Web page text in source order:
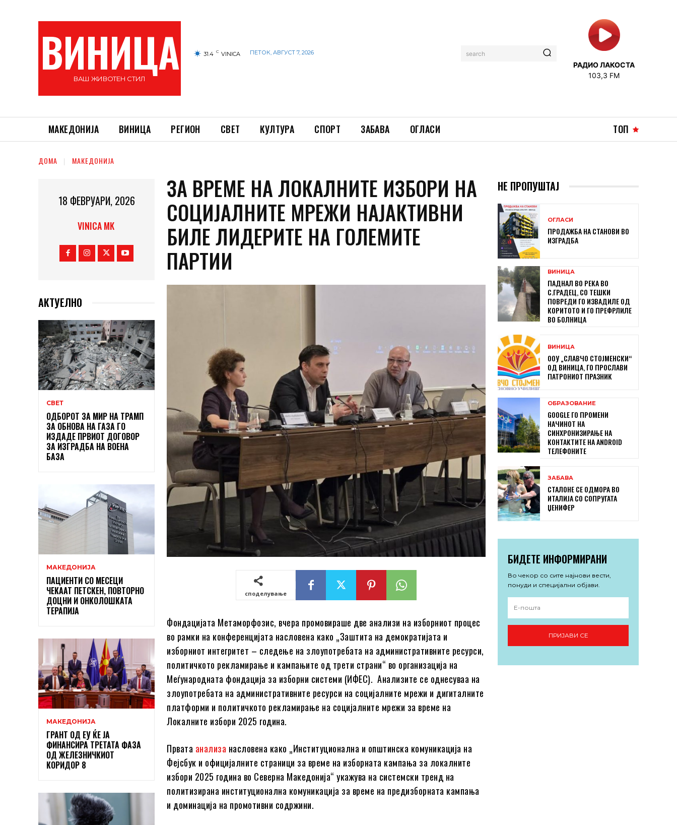
ВИНИЦА
ВАШ ЖИВОТЕН СТИЛ
31.4 C VINICA ПЕТОК, АВГУСТ 7, 2026 search
РАДИО ЛАКОСТА
103,3 FM
МАКЕДОНИЈА ВИНИЦА РЕГИОН СВЕТ КУЛТУРА СПОРТ ЗАБАВА ОГЛАСИ ТОП
ДОМА МАКЕДОНИЈА
18 ФЕВРУАРИ, 2026
VINICA MK
АКТУЕЛНО
СВЕТ
ОДБОРОТ ЗА МИР НА ТРАМП
ЗА ОБНОВА НА ГАЗА ГО
ИЗДАДЕ ПРВИОТ ДОГОВОР
ЗА ИЗГРАДБА НА ВОЕНА
БАЗА
МАКЕДОНИЈА
ПАЦИЕНТИ СО МЕСЕЦИ
ЧЕКААТ ПЕТСКЕН, ПОВТОРНО
ДОЦНИ И ОНКОЛОШКАТА
ТЕРАПИЈА
МАКЕДОНИЈА
ГРАНТ ОД ЕУ ЌЕ ЈА
ФИНАНСИРА ТРЕТАТА ФАЗА
ОД ЖЕЛЕЗНИЧКИОТ
КОРИДОР 8
ЗА ВРЕМЕ НА ЛОКАЛНИТЕ ИЗБОРИ НА
СОЦИЈАЛНИТЕ МРЕЖИ НАЈАКТИВНИ
БИЛЕ ЛИДЕРИТЕ НА ГОЛЕМИТЕ
ПАРТИИ
споделување
Фондацијата Метаморфозис, вчера промовираше две анализи на изборниот процес
во рамки на конференцијата насловена како „Заштита на демократијата и
изборниот интегритет – следење на злоупотребата на административните ресурси,
политичкото рекламирање и кампањите од трети страни“ во организација на
Меѓународната фондација за изборни системи (ИФЕС). Анализите се однесуваа на
злоупотребата на административните ресурси на социјалните мрежи и дигиталните
платформи и политичкото рекламирање на социјалните мрежи за време на
Локалните избори 2025 година.
Првата анализа насловена како „Институционална и општинска комуникација на
Фејсбук и официјалните страници за време на изборната кампања за локалните
избори 2025 година во Северна Македонија“ укажува на системски тренд на
политизирана институционална комуникација за време на предизборната кампања
и доминација на промотивни содржини.
НЕ ПРОПУШТАЈ
ОГЛАСИ
ПРОДАЖБА НА СТАНОВИ ВО
ИЗГРАДБА
ВИНИЦА
ПАДНАЛ ВО РЕКА ВО
С.ГРАДЕЦ, СО ТЕШКИ
ПОВРЕДИ ГО ИЗВАДИЛЕ ОД
КОРИТОТО И ГО ПРЕФРЛИЛЕ
ВО БОЛНИЦА
ВИНИЦА
ООУ „СЛАВЧО СТОЈМЕНСКИ“
ОД ВИНИЦА, ГО ПРОСЛАВИ
ПАТРОНИОТ ПРАЗНИК
ОБРАЗОВАНИЕ
GOOGLE ГО ПРОМЕНИ
НАЧИНОТ НА
СИНХРОНИЗИРАЊЕ НА
КОНТАКТИТЕ НА ANDROID
ТЕЛЕФОНИТЕ
ЗАБАВА
СТАЛОНЕ СЕ ОДМОРА ВО
ИТАЛИЈА СО СОПРУГАТА
ЏЕНИФЕР
БИДЕТЕ ИНФОРМИРАНИ
Во чекор со сите најнови вести,
понуди и специјални објави.
ПРИЈАВИ СЕ